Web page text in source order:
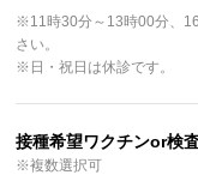
※11時30分～13時00分、
さい。
※日・祝日は休診です。
接種希望ワクチンor検
※複数選択可